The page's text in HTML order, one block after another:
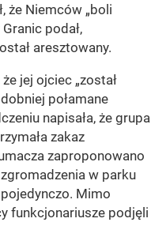
że Niemców „boli
podał,
aresztowany.
jej ojciec „został
połamane
napisała, że grupa
zakaz
zaproponowano
w parku
Mimo
funkcjonariusze podjęli